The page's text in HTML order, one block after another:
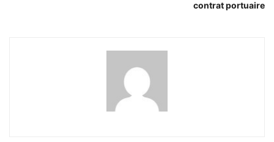
contrat portuaire